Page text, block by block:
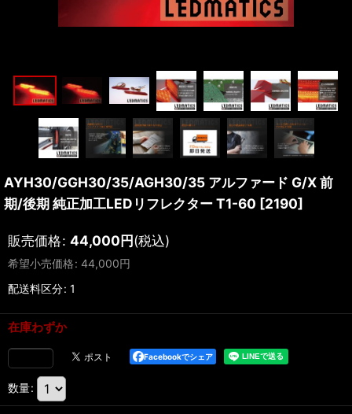
AYH30/GGH30/35/AGH30/35 アルファード G/X 前
期/後期 純正加工LEDリフレクター T1-60 [2190]
販売価格: 44,000円(税込)
希望小売価格: 44,000円
配送料区分: 1
在庫わずか
Facebookでシェア
数量: